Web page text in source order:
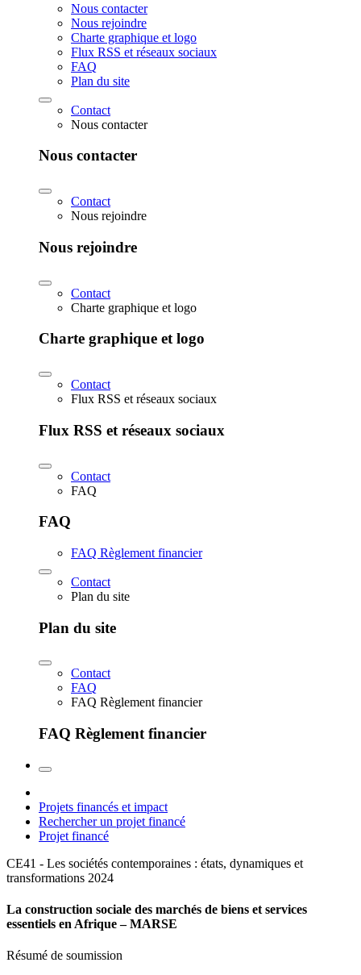
Nous contacter
Nous rejoindre
Charte graphique et logo
Flux RSS et réseaux sociaux
FAQ
Plan du site
Contact
Nous contacter
Nous contacter
Contact
Nous rejoindre
Nous rejoindre
Contact
Charte graphique et logo
Charte graphique et logo
Contact
Flux RSS et réseaux sociaux
Flux RSS et réseaux sociaux
Contact
FAQ
FAQ
FAQ Règlement financier
Contact
Plan du site
Plan du site
Contact
FAQ
FAQ Règlement financier
FAQ Règlement financier
Projets financés et impact
Rechercher un projet financé
Projet financé
CE41 - Les sociétés contemporaines : états, dynamiques et
transformations 2024
La construction sociale des marchés de biens et services
essentiels en Afrique – MARSE
Résumé de soumission